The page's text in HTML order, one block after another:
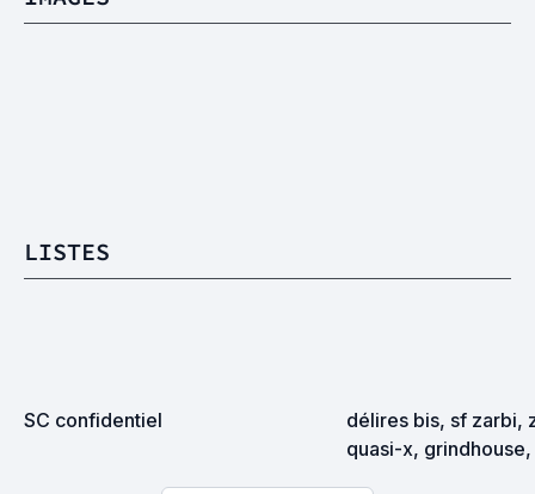
LISTES
SC confidentiel
délires bis, sf zarbi,
quasi-x,